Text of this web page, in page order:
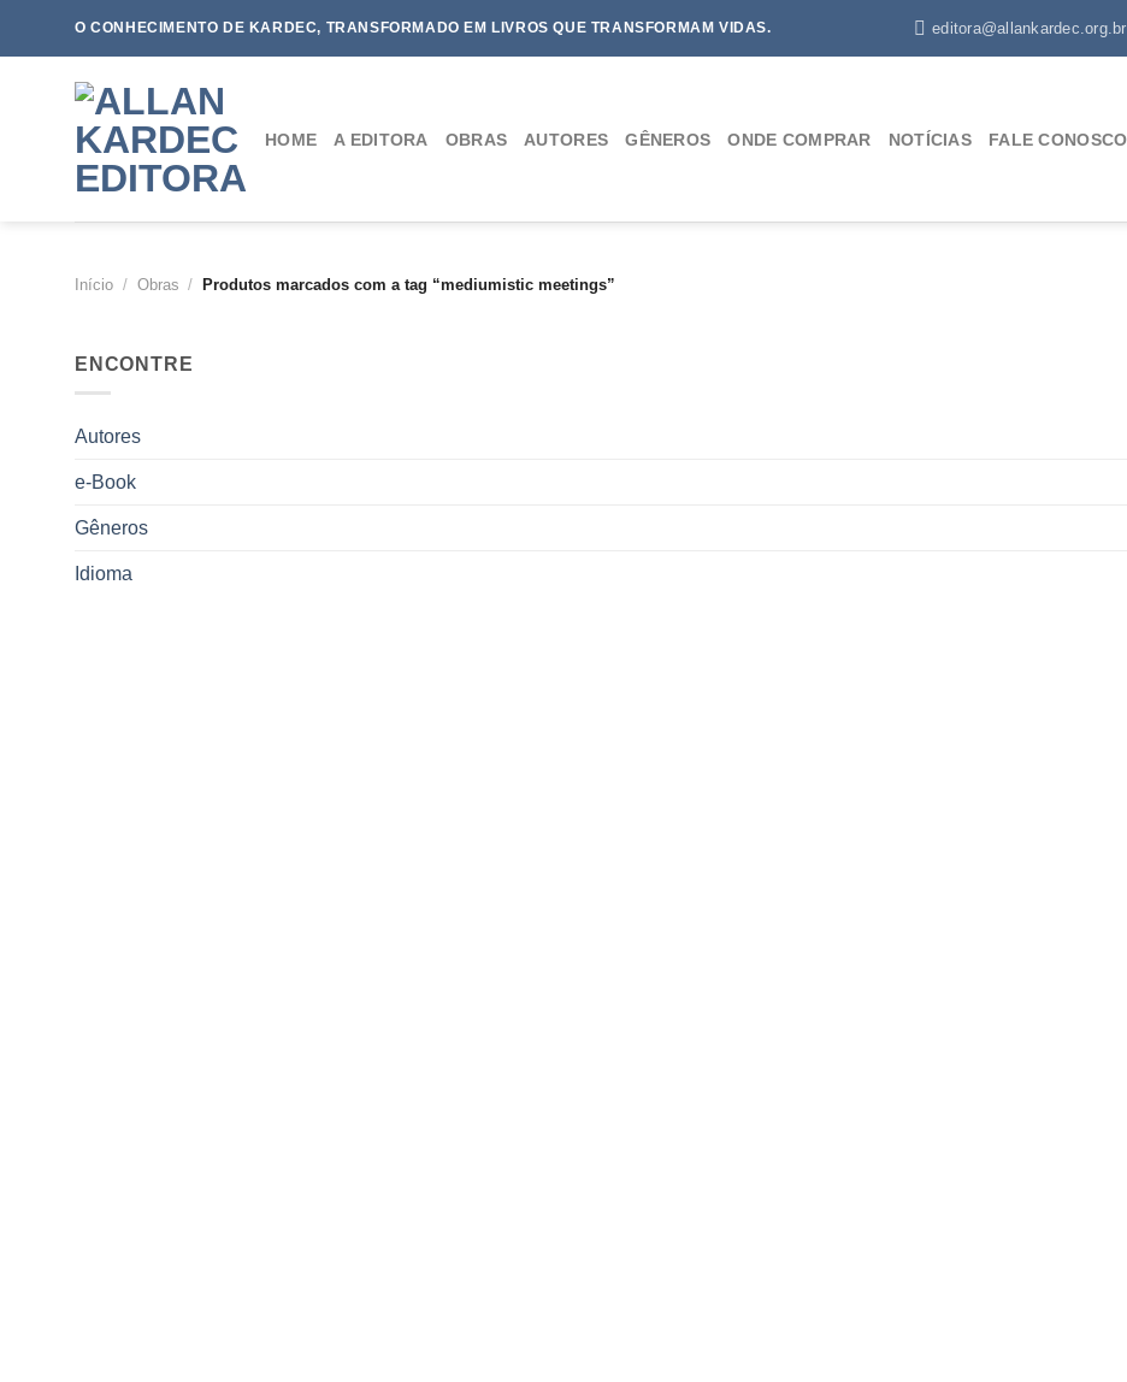
O CONHECIMENTO DE KARDEC, TRANSFORMADO EM LIVROS QUE TRANSFORMAM VIDAS. editora@allankardec.org.br
HOME A EDITORA OBRAS AUTORES GÊNEROS ONDE COMPRAR NOTÍCIAS FALE CONOSCO
Início / Obras / Produtos marcados com a tag “mediumistic meetings”
ENCONTRE
Autores
e-Book
Gêneros
Idioma